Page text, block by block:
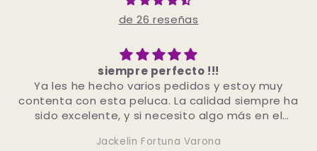
de 26 reseñas
Mega schöne Haare würde sie immer wieder
bestellen 👍🏼
Dominique